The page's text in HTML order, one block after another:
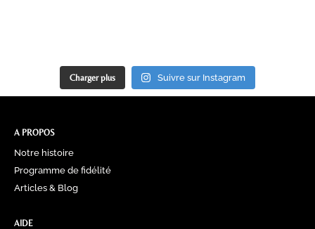
Charger plus Suivre sur Instagram
A PROPOS
Notre histoire
Programme de fidélité
Articles & Blog
AIDE